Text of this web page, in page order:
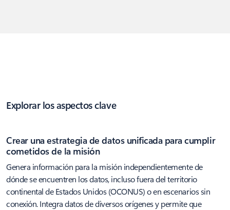
Explorar los aspectos clave
Crear una estrategia de datos unificada para cumplir
cometidos de la misión
Genera información para la misión independientemente de
dónde se encuentren los datos, incluso fuera del territorio
continental de Estados Unidos (OCONUS) o en escenarios sin
conexión. Integra datos de diversos orígenes y permite que